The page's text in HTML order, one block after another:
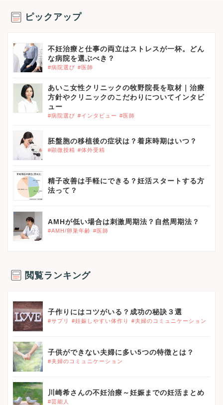
ピックアップ
不妊治療と仕事の両立はストレスが一杯。どん
な病院を選ぶべき？
#病院選び #医師
あいこ女性クリニックの牧野院長を取材｜治療
方針やクリニックのこだわりについてインタビ
ュー
#病院選び #インタビュー #医師
胚盤胞の移植後の症状は？着床時期はいつ？
#顕微授精 #体外受精
精子改善は手軽にできる？妊活スタートする方
法って？
AMHが低い場合は刺激周期法？自然周期法？
#AMH/卵巣年齢 #医師
閲覧ランキング
}}
子作りにはコツがいる？成功の秘訣３選
#サプリ #妊娠しやすい体作り #夫婦のコミュニケーション
}}
子供ができない夫婦に多い5つの特徴とは？
#夫婦のコミュニケーション
}}
川崎希さんの不妊治療～妊娠までの妊活まとめ
#芸能人